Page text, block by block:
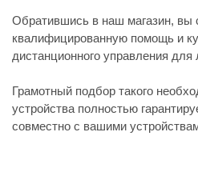
Обратившись в наш магазин, вы
квалифицированную помощь и
дистанционного управления для
Грамотный подбор такого
устройства полностью
совместно с вашими